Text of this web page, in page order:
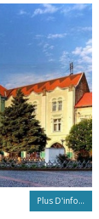
Plus D'info...